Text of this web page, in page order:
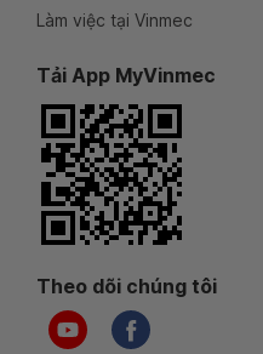
Làm việc tại Vinmec
Tải App MyVinmec
Theo dõi chúng tôi